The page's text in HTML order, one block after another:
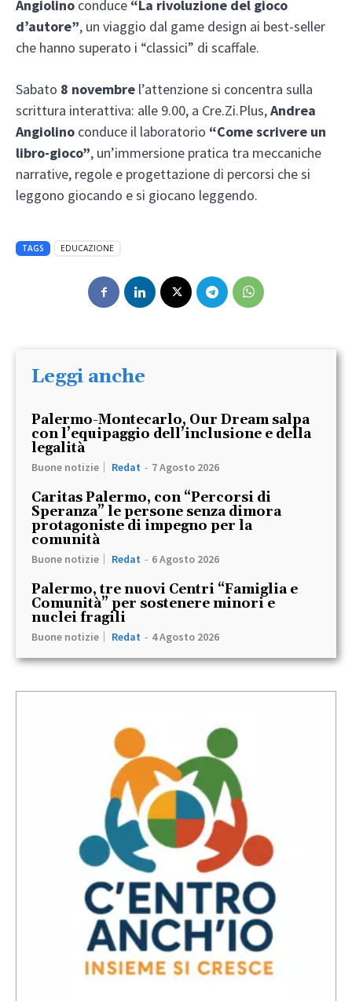
Angiolino conduce “La rivoluzione del gioco
d’autore”, un viaggio dal game design ai best-seller
che hanno superato i “classici” di scaffale.
Sabato 8 novembre l’attenzione si concentra sulla
scrittura interattiva: alle 9.00, a Cre.Zi.Plus,Andrea
Angiolino conduce il laboratorio “Come scrivere un
libro-gioco”, un’immersione pratica tra meccaniche
narrative, regole e progettazione di percorsi che si
leggono giocando e si giocano leggendo.
TAGS EDUCAZIONE
Leggi anche
Palermo-Montecarlo, Our Dream salpa
con l’equipaggio dell’inclusione e della
legalità
Buone notizie Redat - 7 Agosto 2026
Caritas Palermo, con “Percorsi di
Speranza” le persone senza dimora
protagoniste di impegno per la
comunità
Buone notizie Redat - 6 Agosto 2026
Palermo, tre nuovi Centri “Famiglia e
Comunità” per sostenere minori e
nuclei fragili
Buone notizie Redat - 4 Agosto 2026